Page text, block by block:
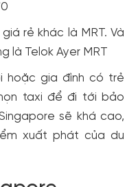
rẻ khác là MRT. Và
là Telok Ayer MRT
hoặc gia đình có trẻ
taxi để đi tới bảo
sẽ khá cao,
xuất phát của du